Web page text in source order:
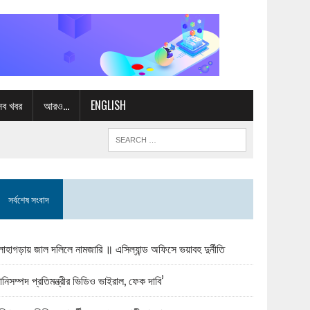
খবর আরও… ENGLISH
সর্বশেষ সংবাদ
জাল দলিলে নামজারি ॥ এসিল্যান্ড অফিসে ভয়াবহ দুর্নীতি
প্রতিমন্ত্রীর ভিডিও ভাইরাল, ফেক দাবি’